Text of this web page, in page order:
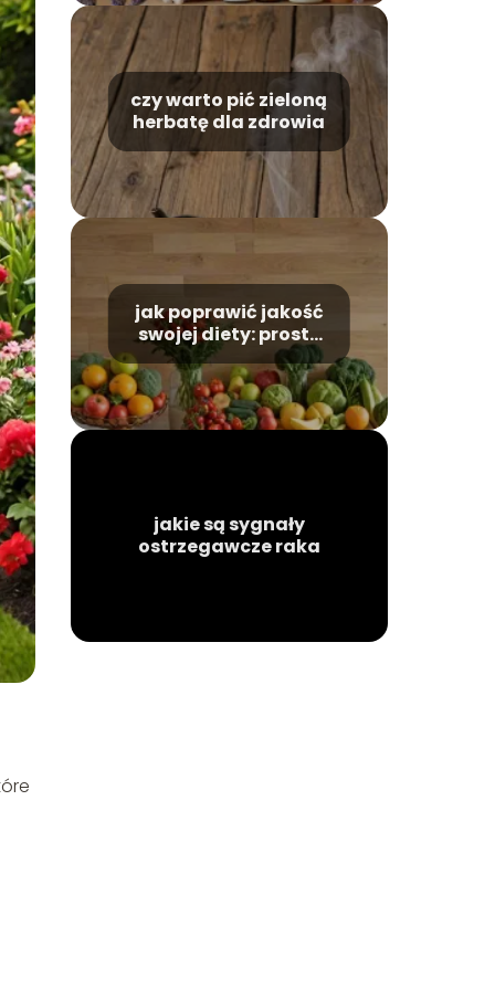
czy warto pić zieloną
herbatę dla zdrowia
jak poprawić jakość
swojej diety: proste
kroki
jakie są sygnały
ostrzegawcze raka